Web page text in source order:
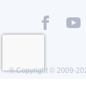
® Copyright © 2009-